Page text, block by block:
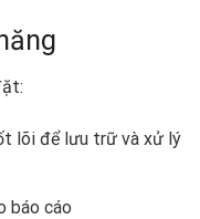
lõi để lưu trữ và xử lý
báo cáo